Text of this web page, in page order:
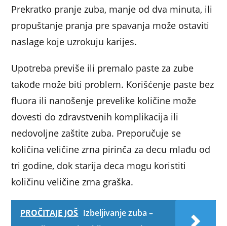
Prekratko pranje zuba, manje od dva minuta, ili
propuštanje pranja pre spavanja može ostaviti
naslage koje uzrokuju karijes.
Upotreba previše ili premalo paste za zube
takođe može biti problem. Korišćenje paste bez
fluora ili nanošenje prevelike količine može
dovesti do zdravstvenih komplikacija ili
nedovoljne zaštite zuba. Preporučuje se
količina veličine zrna pirinča za decu mlađu od
tri godine, dok starija deca mogu koristiti
količinu veličine zrna graška.
PROČITAJE JOŠ Izbeljivanje zuba –